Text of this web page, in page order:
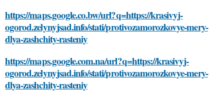
https://maps.google.co.bw/url?q=https://krasivyj-
ogorod.zelynyjsad.info/stati/protivozamorozkovye-mery-
dlya-zashchity-rasteniy
https://maps.google.com.na/url?q=https://krasivyj-
ogorod.zelynyjsad.info/stati/protivozamorozkovye-mery-
dlya-zashchity-rasteniy